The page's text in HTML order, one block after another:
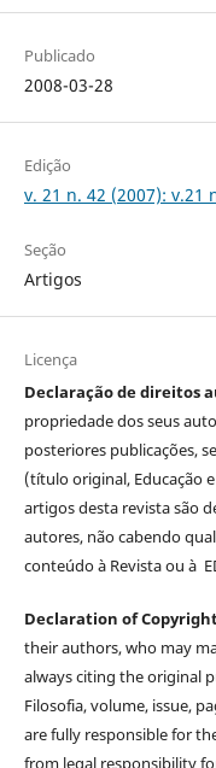
Publicado
2008-03-28
Edição
v. 21 n. 42 (2007): v.21
Seção
Artigos
Licença
Declaração de direitos
propriedade dos seus
posteriores publicações,
(título original, Educação
artigos desta revista são
autores, não cabendo
conteúdo à Revista ou à
Declaration of
their authors, who may
always citing the original
Filosofia, volume, issue,
are fully responsible for
from legal responsibility